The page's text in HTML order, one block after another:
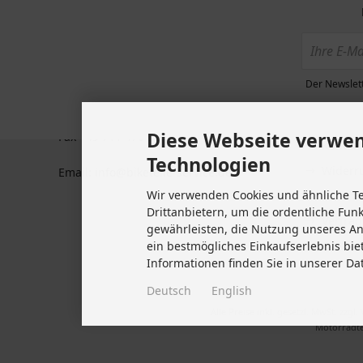
Der
Fax +49 711 470 76 588
Email: info@biketeile-service.de
Kontakt
Cookie
Diese Webseite
Technologien
Wir verwenden Cookies und ähnliche
Drittanbietern, um die ordentliche
gewährleisten, die Nutzung unseres
ein bestmögliches Einkaufserlebnis
Informationen finden Sie in unserer
Deutsch English